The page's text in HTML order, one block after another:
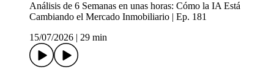
Análisis de 6 Semanas en unas horas: Cómo la IA Está
Cambiando el Mercado Inmobiliario | Ep. 181
15/07/2026
29 min